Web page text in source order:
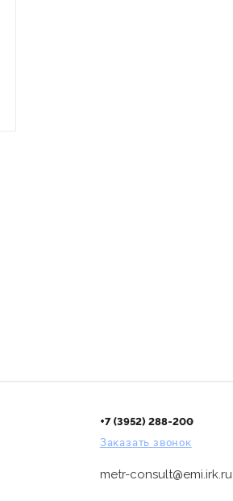
+7 (3952) 288-200
Заказать звонок
metr-consult@emi.irk.ru